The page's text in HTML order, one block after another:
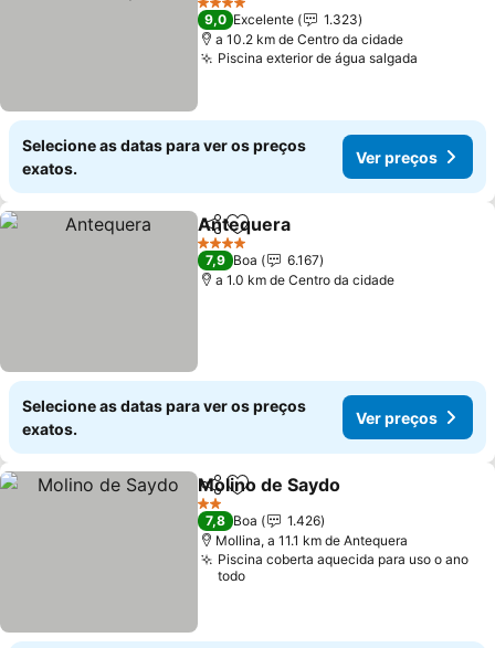
4 Estrelas
9,0 Excelente
1.323
a 10.2 km de Centro da cidade
Piscina exterior de água salgada
Selecione as datas para ver os preços
exatos.
Ver preços
PartilharAdicionar aos favoritos
Antequera
4 Estrelas
7,9 Boa
6.167
a 1.0 km de Centro da cidade
Selecione as datas para ver os preços
exatos.
Ver preços
PartilharAdicionar aos favoritos
Molino de Saydo
2 Estrelas
7,8 Boa
1.426
Mollina, a 11.1 km de Antequera
Piscina coberta aquecida para uso o ano
todo